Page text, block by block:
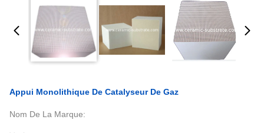
Appui Monolithique De Catalyseur De Gaz
Nom De La Marque: